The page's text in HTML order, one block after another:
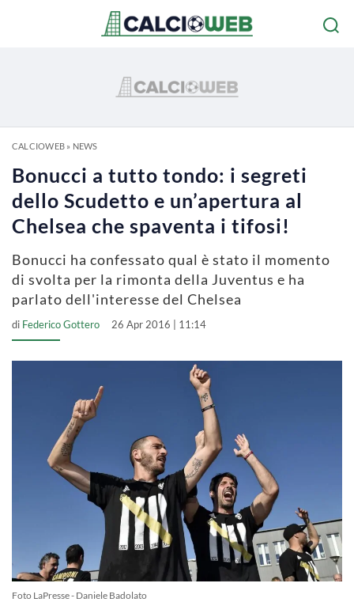
CALCIOWEB» NEWS
Bonucci a tutto tondo: i segreti
dello Scudetto e un’apertura al
Chelsea che spaventa i tifosi!
Bonucci ha confessato qual è stato il momento
di svolta per la rimonta della Juventus e ha
parlato dell'interesse del Chelsea
di Federico Gottero 26 Apr 2016 | 11:14
Foto LaPresse - Daniele Badolato